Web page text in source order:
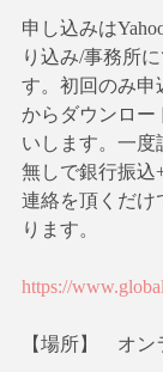
申し込みは
り込み/事務所
す。初回のみ申
からダウンロー
いします。一度
無しで銀行振込
連絡を頂くだけ
ります。
https://
【場所】　オン